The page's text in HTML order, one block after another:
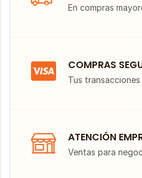
En compras
COMPRAS
Tus
ATENCIÓN
Ventas para